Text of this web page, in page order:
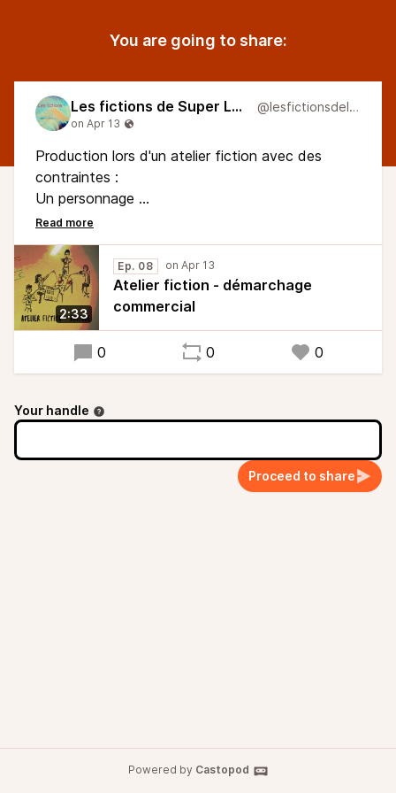
You are going to share:
Les fictions de Super Larsen @lesfictionsdelarsn
Production lors d'un atelier fiction avec des
contraintes :
Un personnage
Une ambiance
Un Bruitage
Un extrait sonore : On n'est pas sorti du sable
2:33
Ep. 08
Atelier fiction - démarchage
commercial
0 0 0
Your handle
Proceed to share
Powered by Castopod